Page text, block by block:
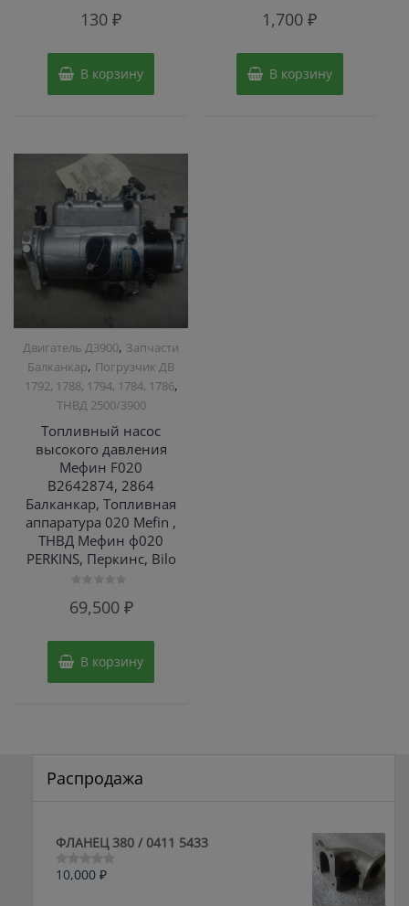
130₽
В корзину
0
из
1,700₽
В корзину
Двигатель Д3900, Запчасти
Балканкар, Погрузчик ДВ
1792, 1788, 1794, 1784, 1786,
ТНВД 2500/3900
Топливный насос
высокого давления
Мефин F020
B2642874, 2864
Балканкар, Топливная
аппаратура 020 Mefin ,
ТНВД Мефин ф020
PERKINS, Перкинс, Bilo
0
69,500 ₽
В корзину
Распродажа
ФЛАНЕЦ 380 / 0411 5433
Оценка
10,000 ₽